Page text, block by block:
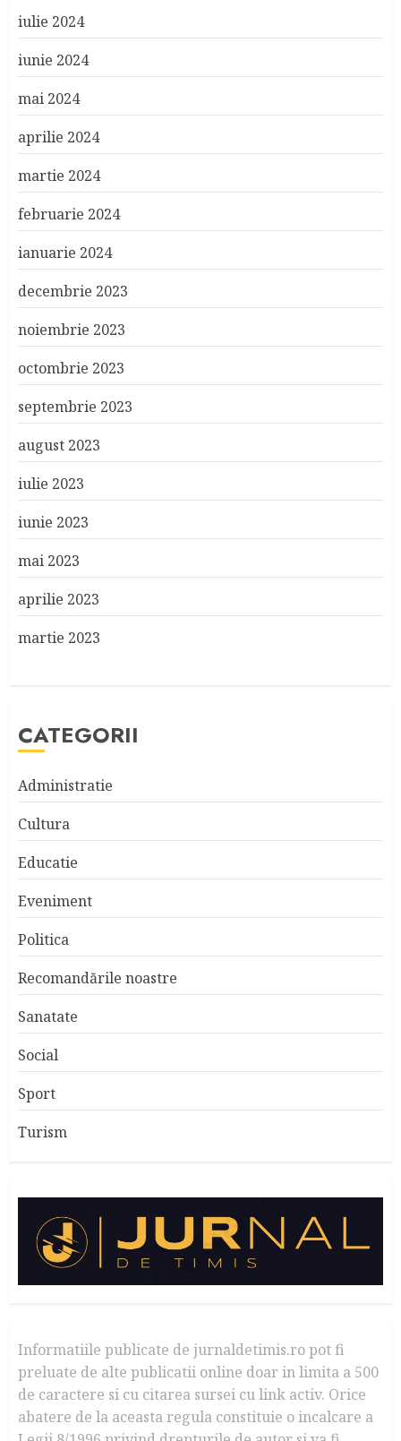
iulie 2024
iunie 2024
mai 2024
aprilie 2024
martie 2024
februarie 2024
ianuarie 2024
decembrie 2023
noiembrie 2023
octombrie 2023
septembrie 2023
august 2023
iulie 2023
iunie 2023
mai 2023
aprilie 2023
martie 2023
CATEGORII
Administratie
Cultura
Educatie
Eveniment
Politica
Recomandările noastre
Sanatate
Social
Sport
Turism
Informatiile publicate de jurnaldetimis.ro pot fi
preluate de alte publicatii online doar in limita a 500
de caractere si cu citarea sursei cu link activ. Orice
abatere de la aceasta regula constituie o incalcare a